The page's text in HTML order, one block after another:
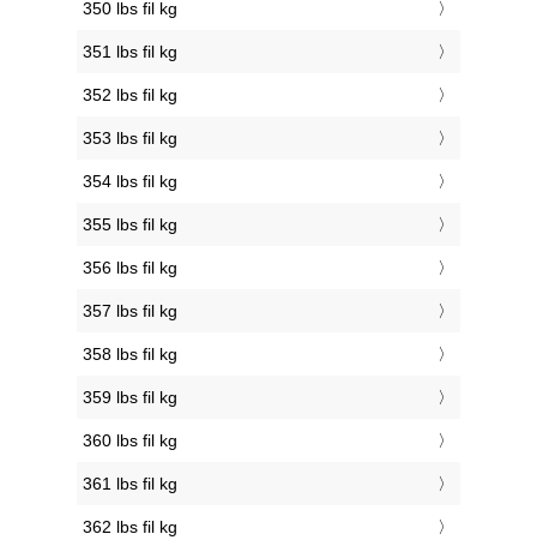
350 lbs fil kg
351 lbs fil kg
352 lbs fil kg
353 lbs fil kg
354 lbs fil kg
355 lbs fil kg
356 lbs fil kg
357 lbs fil kg
358 lbs fil kg
359 lbs fil kg
360 lbs fil kg
361 lbs fil kg
362 lbs fil kg